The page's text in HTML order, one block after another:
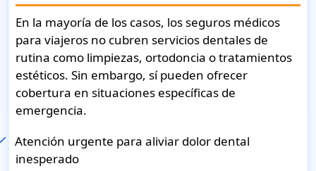
En la mayoría de los casos, los seguros médicos
para viajeros no cubren servicios dentales de
rutina como limpiezas, ortodoncia o tratamientos
estéticos. Sin embargo, sí pueden ofrecer
cobertura en situaciones específicas de
emergencia.
Atención urgente para aliviar dolor dental
inesperado